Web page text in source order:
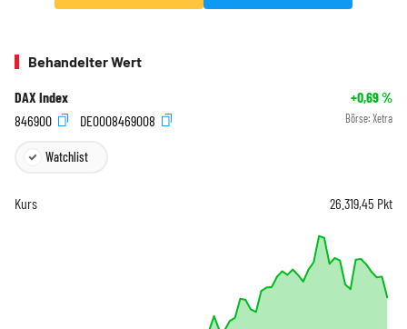
Behandelter Wert
DAX Index +0,69%
846900
DE0008469008 Börse: Xetra
Watchlist
Kurs 26.319,45 Pkt